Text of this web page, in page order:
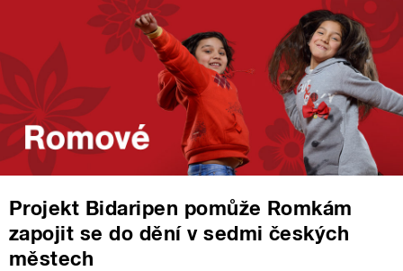
Projekt Bidaripen pomůže Romkám
zapojit se do dění v sedmi českých
městech